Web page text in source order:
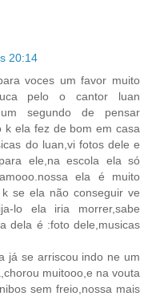
20:14
voces um favor muito
pelo o cantor luan
segundo de pensar
k ela fez de bom em casa
do luan,vi fotos dele e
ele,na escola ela só
ela é muito
se ela não conseguir ve
lo ela iria morrer,sabe
dela é :foto dele,musicas
já se arriscou indo ne um
muitooo,e na vouta
sem freio,nossa mais